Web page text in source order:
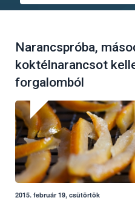
Narancspróba,
koktélnarancsot
forgalomból
2015. február 19, csütörtök